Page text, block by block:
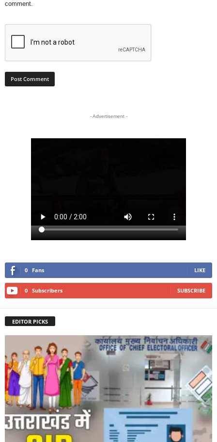
comment.
- Advertisement -
0 Fans LIKE
0 Subscribers SUBSCRIBE
EDITOR PICKS